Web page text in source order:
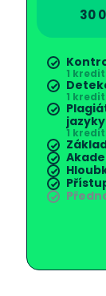
30
1
1
jazyky
1